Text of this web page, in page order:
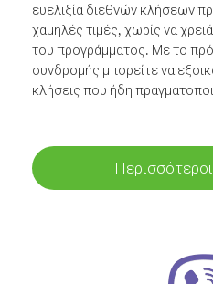
ευελιξία διεθνών κλήσεων
χαμηλές τιμές, χωρίς να
του προγράμματος. Με το
συνδρομής μπορείτε να
κλήσεις που ήδη